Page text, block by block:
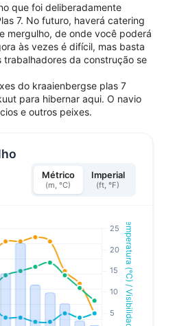
que foi deliberadamente
7. No futuro, haverá catering
mergulho, de onde você poderá
às vezes é difícil, mas basta
da construção se
do kraaienbergse plas 7
para hibernar aqui. O navio
e outros peixes.
Métrico
(m, °C)
Imperial
(ft, °F)